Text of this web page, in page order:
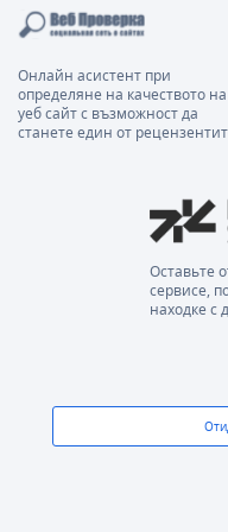
Онлайн асистент при
определяне на качеството на
уеб сайт с възможност да
станете един от
Оставьте
сервисе,
находке с